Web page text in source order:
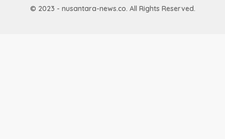
© 2023 - nusantara-news.co. All Rights Reserved.